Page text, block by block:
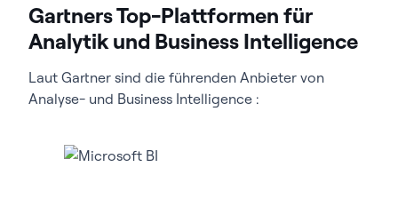
Gartners Top-Plattformen für
Analytik und Business Intelligence
Laut Gartner sind die führenden Anbieter von
Analyse- und Business Intelligence :